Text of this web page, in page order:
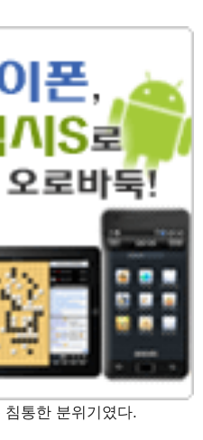
통한 분위기였다.